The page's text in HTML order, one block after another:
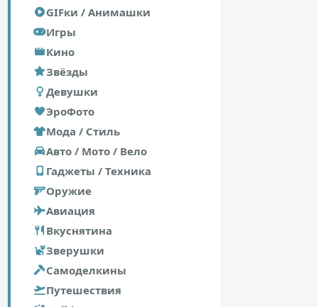
GIFки / Анимашки
Игры
Кино
Звёзды
Девушки
ЭроФото
Мода / Стиль
Авто / Мото / Вело
Гаджеты / Техника
Оружие
Авиация
Вкуснятина
Зверушки
Самоделкины
Путешествия